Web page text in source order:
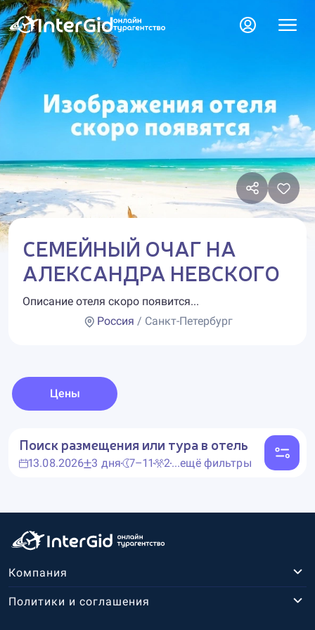
СЕМЕЙНЫЙ ОЧАГ НА
АЛЕКСАНДРА НЕВСКОГО
Описание отеля скоро появится...
Россия / Санкт-Петербург
Цены
Поиск размещения или тура в отель
13.08.2026 3 дня 7–11 2...ещё фильтры
Компания
Политики и соглашения